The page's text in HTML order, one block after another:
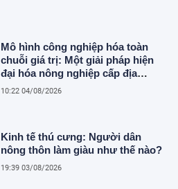
Mô hình công nghiệp hóa toàn
chuỗi giá trị: Một giải pháp hiện
đại hóa nông nghiệp cấp địa
phương tại Việt Nam
10:22 04/08/2026
Kinh tế thú cưng: Người dân
nông thôn làm giàu như thế nào?
19:39 03/08/2026